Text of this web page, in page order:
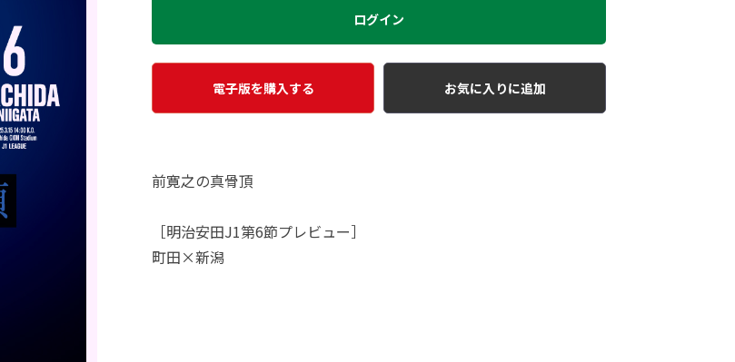
ログイン
電子版を購入する お気に入りに追加
前寛之の真骨頂
［明治安田J1第6節プレビュー］
町田×新潟